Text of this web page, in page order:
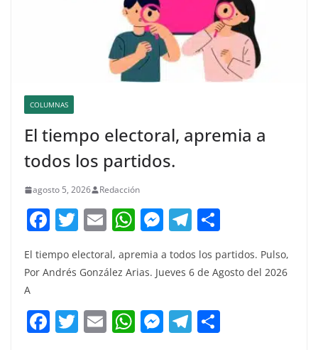
COLUMNAS
El tiempo electoral, apremia a
todos los partidos.
agosto 5, 2026 Redacción
F
c
b
o
T
w
itt
E
m
ai
W
at
A
p
M
ss
n
g
T
el
e
a
m
m
p
El tiempo electoral, apremia a todos los partidos. Pulso,
Por Andrés González Arias. Jueves 6 de Agosto del 2026
A
F T E W M T